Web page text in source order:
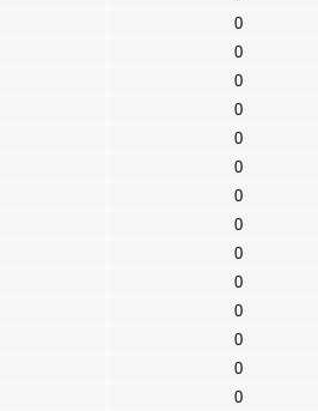
0
0
0
0
0
0
0
0
0
0
0
0
0
0